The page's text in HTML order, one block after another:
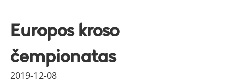
Europos kroso
čempionatas
2019-12-08